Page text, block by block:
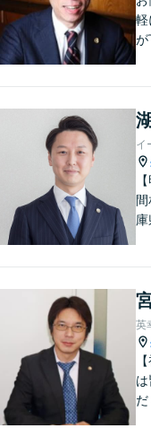
軽
が
イ
庫
題
す
英
だ